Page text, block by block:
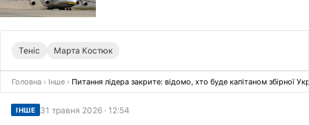
Теніс Марта Костюк
Головна › Інше › Питання лідера закрите: відомо, хто буде капітаном збірної
ІНШЕ 31 травня 2026 · 12:54